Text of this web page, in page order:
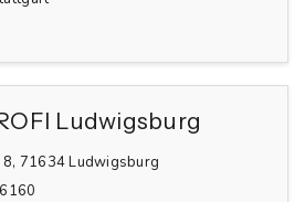
Ludwigsburg
71634 Ludwigsburg